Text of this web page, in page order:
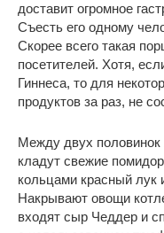
доставит огромное
Съесть его одному
Скорее всего такая
посетителей. Хотя,
Гиннеса, то для
продуктов за раз, не
Между двух
кладут свежие
кольцами красный лук
Накрывают овощи
входят сыр Чеддер и